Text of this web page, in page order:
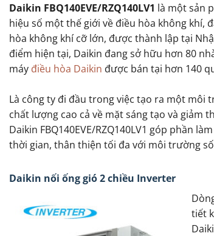
Daikin FBQ140EVE/RZQ140LV1 là một sản
hiệu số một thế giới về điều hòa không khí,
hòa không khí cỡ lớn, được thành lập tại
điểm hiện tại, Daikin đang sở hữu hơn 80
máy điều hòa Daikin được bán tại hơn 140
Là công ty đi đầu trong việc tạo ra một môi
chất lượng cao cả về mặt sáng tạo và giảm
Daikin FBQ140EVE/RZQ140LV1 góp phần
thời gian, thân thiện tối đa với môi trường
Daikin nối ống gió 2 chiều Inverter
tiết